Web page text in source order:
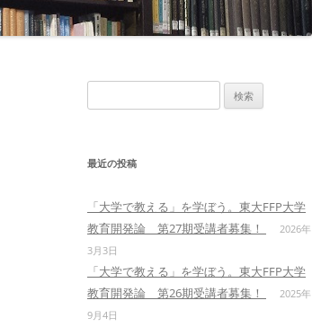
索:
最近の投稿
「大学で教える」を学ぼう。東大FFP大学
教育開発論 第27期受講者募集！
2026年
3月3日
「大学で教える」を学ぼう。東大FFP大学
教育開発論 第26期受講者募集！
2025年
9月4日